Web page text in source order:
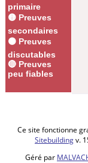
primaire
🟡 Preuves
secondaires
🟠 Preuves
discutables
🔴 Preuves
peu fiables
Ce site fonctionne
Sitebuildingv.
Géré par